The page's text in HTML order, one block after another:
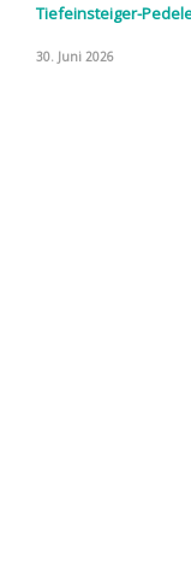
Tiefeinsteiger-
30. Juni 2026